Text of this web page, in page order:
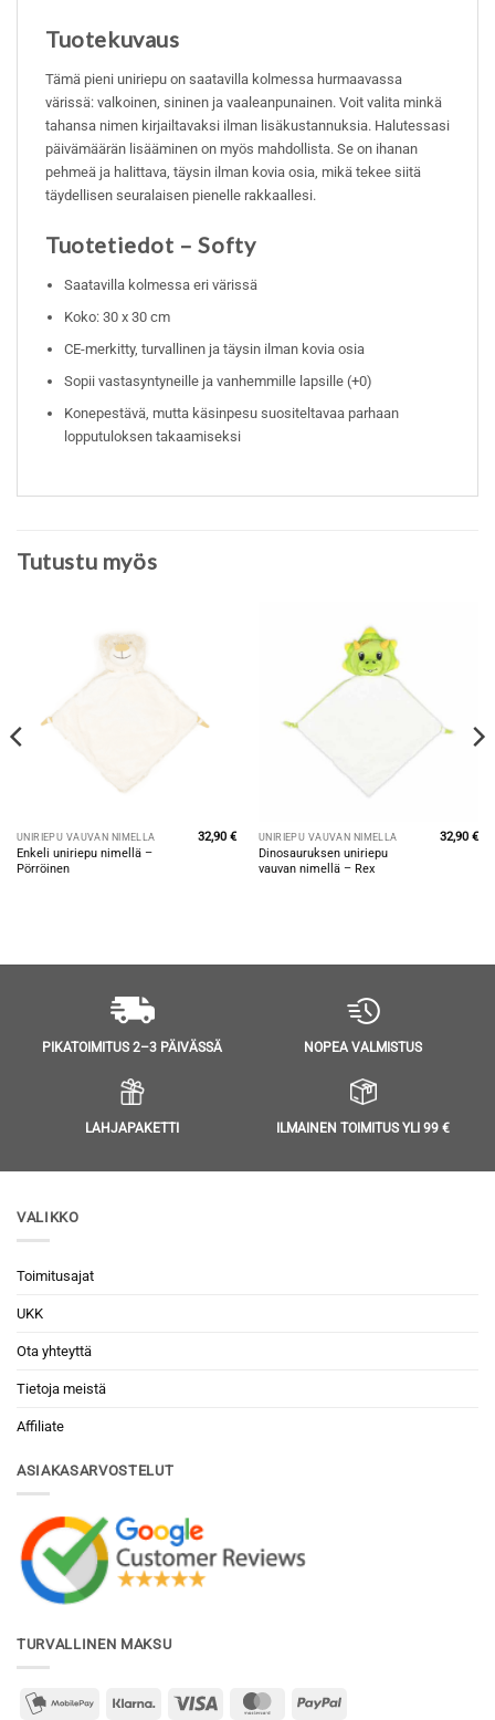
Tuotekuvaus
Tämä pieni uniriepu on saatavilla kolmessa hurmaavassa
värissä: valkoinen, sininen ja vaaleanpunainen. Voit valita minkä
tahansa nimen kirjailtavaksi ilman lisäkustannuksia. Halutessasi
päivämäärän lisääminen on myös mahdollista. Se on ihanan
pehmeä ja halittava, täysin ilman kovia osia, mikä tekee siitä
täydellisen seuralaisen pienelle rakkaallesi.
Tuotetiedot – Softy
Saatavilla kolmessa eri värissä
Koko: 30 x 30 cm
CE-merkitty, turvallinen ja täysin ilman kovia osia
Sopii vastasyntyneille ja vanhemmille lapsille (+0)
Konepestävä, mutta käsinpesu suositeltavaa parhaan
lopputuloksen takaamiseksi
Tutustu myös
UNIRIEPU VAUVAN NIMELLÄ
Enkeli uniriepu nimellä –
Pörröinen
32,90€ UNIRIEPU VAUVAN NIMELLÄ
Dinosauruksen uniriepu
vauvan nimellä – Rex
32,90€
PIKATOIMITUS 2–3 PÄIVÄSSÄ NOPEA VALMISTUS
LAHJAPAKETTI ILMAINEN TOIMITUS YLI 99 €
VALIKKO
Toimitusajat
UKK
Ota yhteyttä
Tietoja meistä
Affiliate
ASIAKASARVOSTELUT
TURVALLINEN MAKSU
mobilepay2 Klarna Visa MasterCardPayPal